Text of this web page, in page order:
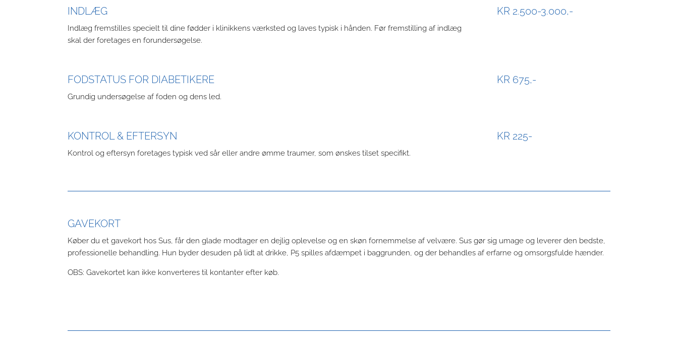
INDLÆG
Indlæg fremstilles specielt til dine fødder i klinikkens værksted og laves typisk i hånden. Før fremstilling af indlæg
skal der foretages en forundersøgelse.
KR 2.500-3.000,-
FODSTATUS FOR DIABETIKERE
Grundig undersøgelse af foden og dens led.
KR 675,-
KONTROL & EFTERSYN
Kontrol og eftersyn foretages typisk ved sår eller andre ømme traumer, som ønskes tilset specifikt.
KR 225-
GAVEKORT
Køber du et gavekort hos Sus, får den glade modtager en dejlig oplevelse og en skøn fornemmelse af velvære. Sus gør sig umage og leverer den bedste,
professionelle behandling. Hun byder desuden på lidt at drikke, P5 spilles afdæmpet i baggrunden, og der behandles af erfarne og omsorgsfulde hænder.
OBS: Gavekortet kan ikke konverteres til kontanter efter køb.